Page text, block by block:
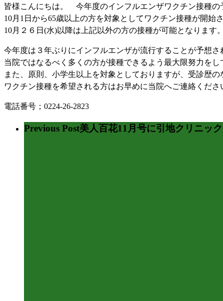
皆様こんにちは。 今年度のインフルエンザワクチン接種の
10月1日から65歳以上の方を対象としてワクチン接種が開始さ
10月２６日(水)以降は上記以外の方の接種が可能となります。
今年度は３年ぶりにインフルエンザが流行することが予想
当院ではなるべく多くの方が接種できるよう最大限努力を
また、原則、小学生以上を対象としておりますが、受診歴の
ワクチン接種を希望される方はお早めに当院へご連絡くださ
電話番号；0224-26-2823
Previous Post美人百花11月号に引地クリニッ